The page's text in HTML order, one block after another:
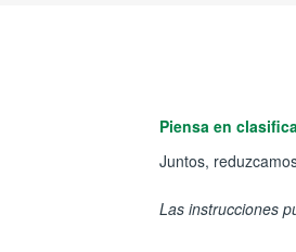
Piensa en
Juntos,
Las instrucciones